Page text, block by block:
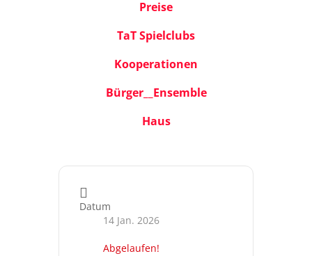
Preise
TaT Spielclubs
Kooperationen
Bürger__Ensemble
Haus
Datum
14 Jan. 2026
Abgelaufen!